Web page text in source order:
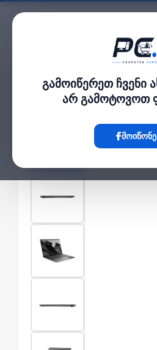
გამოიწერეთ ჩვენი
არ გამოტოვოთ
მთავარი›ლეპტოპი და ნოუთბუქი›